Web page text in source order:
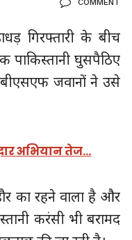
COMMENT
गिरफ्तारी के बीच
पाकिस्तानी घुसपैठिए
बीएसएफ जवानों ने उसे
अभियान तेज…
का रहने वाला है और
करंसी भी बरामद